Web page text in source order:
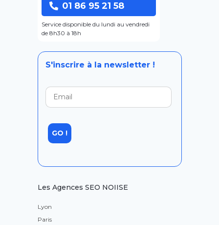
01 86 95 21 58
Service disponible du lundi au vendredi
de 8h30 à 18h
S'inscrire à la newsletter !
Les Agences SEO NOIISE
Lyon
Paris